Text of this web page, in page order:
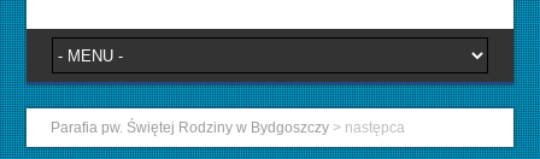
Parafia pw. Świętej Rodziny w Bydgoszczy > następca